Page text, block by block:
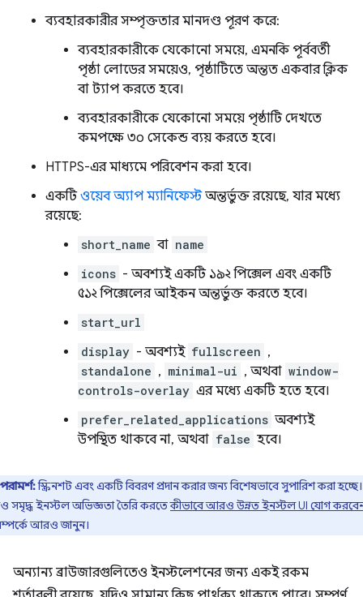
ব্যবহারকারীর সম্পৃক্ততার মানদণ্ড পূরণ করে:
ব্যবহারকারীকে যেকোনো সময়ে, এমনকি পূর্ববর্তী
পৃষ্ঠা লোডের সময়েও, পৃষ্ঠাটিতে অন্তত একবার ক্লিক
বা ট্যাপ করতে হবে।
ব্যবহারকারীকে যেকোনো সময়ে পৃষ্ঠাটি দেখতে
কমপক্ষে ৩০ সেকেন্ড ব্যয় করতে হবে।
HTTPS-এর মাধ্যমে পরিবেশন করা হবে।
একটিওয়েব অ্যাপ ম্যানিফেস্টঅন্তর্ভুক্ত রয়েছে, যার মধ্যে
রয়েছে:
short_name বা name
icons - অবশ্যই একটি ১৯২ পিক্সেল এবং একটি
৫১২ পিক্সেলের আইকন অন্তর্ভুক্ত করতে হবে।
start_url
display - অবশ্যই fullscreen ,
standalone , minimal-ui , অথবা window-
controls-overlay এর মধ্যে একটি হতে হবে।
prefer_related_applications অবশ্যই
উপস্থিত থাকবে না, অথবা false হবে।
পরামর্শ:স্ক্রিনশট এবং একটি বিবরণ প্রদান করার জন্য বিশেষভাবে সুপারিশ করা হচ্ছে।
সমৃদ্ধ ইনস্টল অভিজ্ঞতা তৈরি করতেকীভাবে আরও উন্নত ইনস্টল UI যোগ
আরও জানুন।
অন্যান্য ব্রাউজারগুলিতেও ইনস্টলেশনের জন্য একই রকম